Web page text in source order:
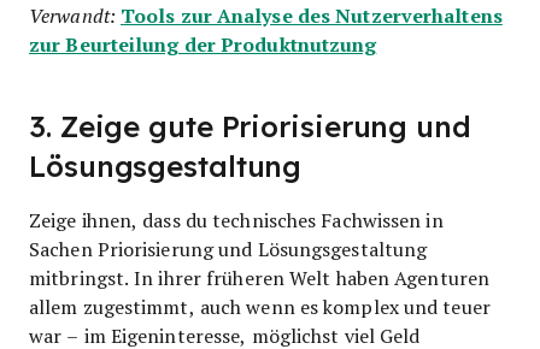
Verwandt: Tools zur Analyse des Nutzerverhaltens
zur Beurteilung der Produktnutzung
3. Zeige gute Priorisierung und
Lösungsgestaltung
Zeige ihnen, dass du technisches Fachwissen in
Sachen Priorisierung und Lösungsgestaltung
mitbringst. In ihrer früheren Welt haben Agenturen
allem zugestimmt, auch wenn es komplex und teuer
war – im Eigeninteresse, möglichst viel Geld